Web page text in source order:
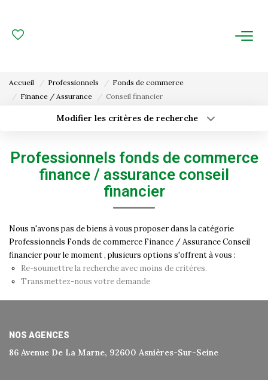
ESTIMATION
Gestion Locative
Gestion De Copropriété
NOUS CONNAITRE
Nos Agences
Historique
Nos Valeurs
Accueil Professionnels
Fonds de commerce
Finance / Assurance
Conseil financier
Modifier les critères de recherche
Sélectionnez...
Type de bien
Créer une alerte
Professionnels fonds de commerce
finance / assurance conseil
financier
Nous n'avons pas de biens à vous proposer dans la catégorie
Professionnels Fonds de commerce Finance / Assurance Conseil
financier pour le moment , plusieurs options s'offrent à vous :
Re-soumettre la recherche avec moins de critères.
Transmettez-nous votre demande
NOS AGENCES
86 Avenue De La Marne, 92600 Asnières-Sur-Seine